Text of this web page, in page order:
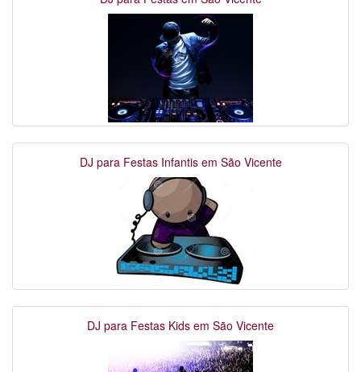
DJ para Festas Infantis em São Vicente
DJ para Festas Kids em São Vicente